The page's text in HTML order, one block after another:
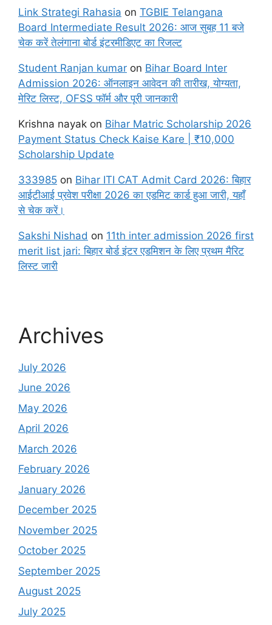
Link Strategi Rahasia on TGBIE Telangana
Board Intermediate Result 2026: आज सुबह 11 बजे
चेक करें तेलंगाना बोर्ड इंटरमीडिएट का रिजल्ट
Student Ranjan kumar on Bihar Board Inter
Admission 2026: ऑनलाइन आवेदन की तारीख, योग्यता,
मेरिट लिस्ट, OFSS फॉर्म और पूरी जानकारी
Krishna nayak on Bihar Matric Scholarship 2026
Payment Status Check Kaise Kare | ₹10,000
Scholarship Update
333985 on Bihar ITI CAT Admit Card 2026: बिहार
आईटीआई प्रवेश परीक्षा 2026 का एडमिट कार्ड हुआ जारी, यहाँ
से चेक करें।
Sakshi Nishad on 11th inter admission 2026 first
merit list jari: बिहार बोर्ड इंटर एडमिशन के लिए प्रथम मैरिट
लिस्ट जारी
Archives
July 2026
June 2026
May 2026
April 2026
March 2026
February 2026
January 2026
December 2025
November 2025
October 2025
September 2025
August 2025
July 2025